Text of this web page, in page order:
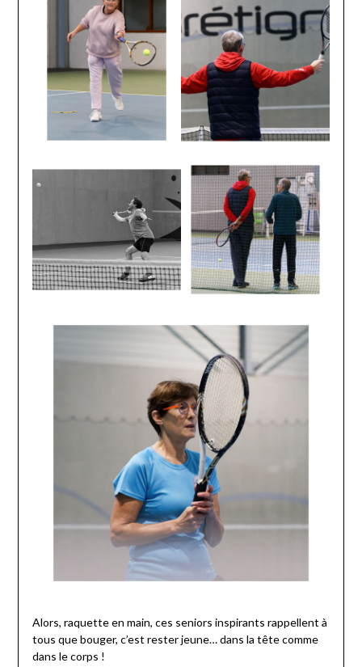
Alors, raquette en main, ces seniors inspirants rappellent à
tous que bouger, c’est rester jeune… dans la tête comme
dans le corps !